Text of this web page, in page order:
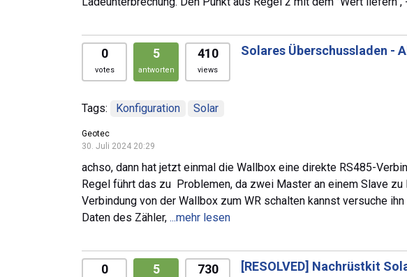
0
votes
5
antworten
410
views
Solares Überschussladen -
Tags: Konfiguration Solar
Geotec
30. Juli 2024 20:29
achso, dann hat jetzt einmal die Wallbox eine direkte RS485-
Regel führt das zu Problemen, da zwei Master an einem Slave
Verbindung von der Wallbox zum WR schalten kannst versuche
Daten des Zähler, ...mehr lesen
0 5 730 [RESOLVED] Nachrüstkit